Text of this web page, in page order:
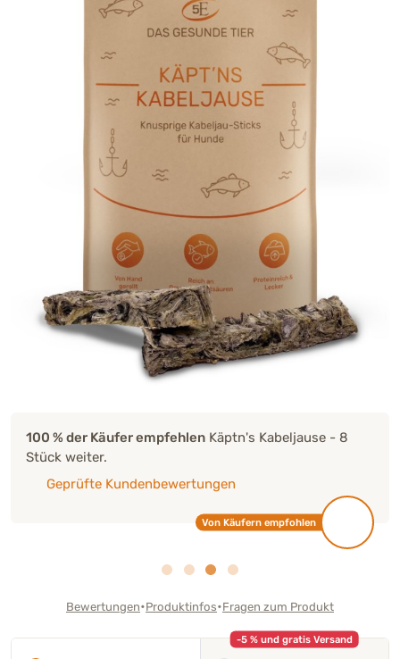
100 % der Käufer empfehlen Käptn's Kabeljause - 8
Stück weiter.
Geprüfte Kundenbewertungen
Von Käufern empfohlen
Bewertungen•Produktinfos•Fragen zum Produkt
-5 % und gratis Versand